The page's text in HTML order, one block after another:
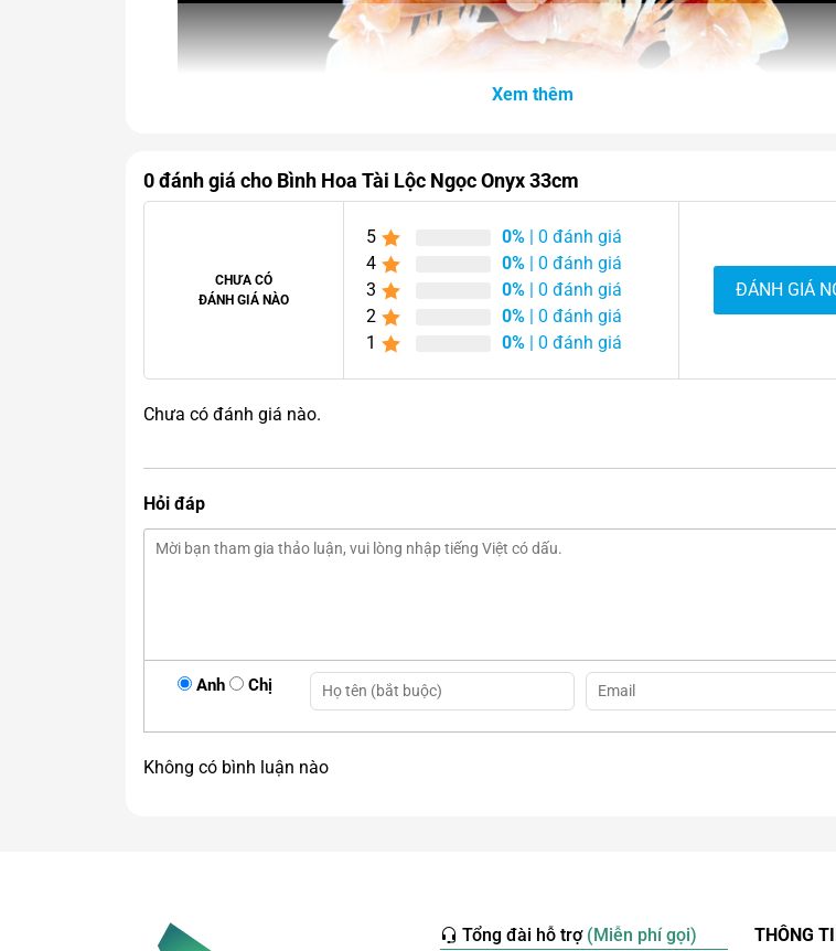
Bình Hoa Tài Lộc Ngọc Onyx 33cm
Xem thêm
0 đánh giá cho Bình Hoa Tài Lộc Ngọc Onyx 33cm
CHƯA CÓ
ĐÁNH GIÁ NÀO
5 0%| 0 đánh giá
4
0%| 0 đánh giá
3
0%| 0 đánh giá
2
0%| 0 đánh giá
1
0%| 0 đánh giá
ĐÁNH GIÁ
Chưa có đánh giá nào.
Hỏi đáp
Anh Chị
Không có bình luận nào
THÔNG
Tổng đài hỗ trợ (Miễn phí gọi)